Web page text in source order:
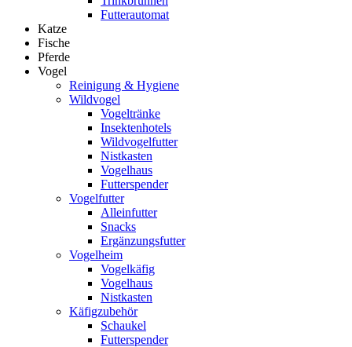
Futterautomat
Katze
Fische
Pferde
Vogel
Reinigung & Hygiene
Wildvogel
Vogeltränke
Insektenhotels
Wildvogelfutter
Nistkasten
Vogelhaus
Futterspender
Vogelfutter
Alleinfutter
Snacks
Ergänzungsfutter
Vogelheim
Vogelkäfig
Vogelhaus
Nistkasten
Käfigzubehör
Schaukel
Futterspender